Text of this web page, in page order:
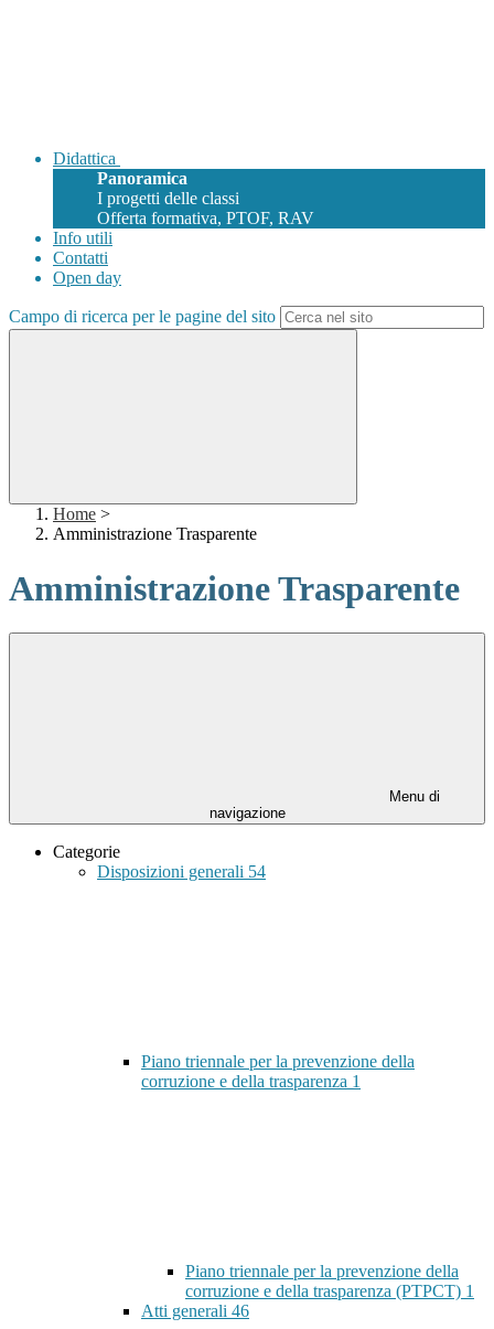
Didattica
Panoramica
I progetti delle classi
Offerta formativa, PTOF, RAV
Info utili
Contatti
Open day
Campo di ricerca per le pagine del sito
Home >
Amministrazione Trasparente
Amministrazione Trasparente
Menu di
navigazione
Categorie
Disposizioni generali 54
Piano triennale per la prevenzione della
corruzione e della trasparenza 1
Piano triennale per la prevenzione della
corruzione e della trasparenza (PTPCT) 1
Atti generali 46